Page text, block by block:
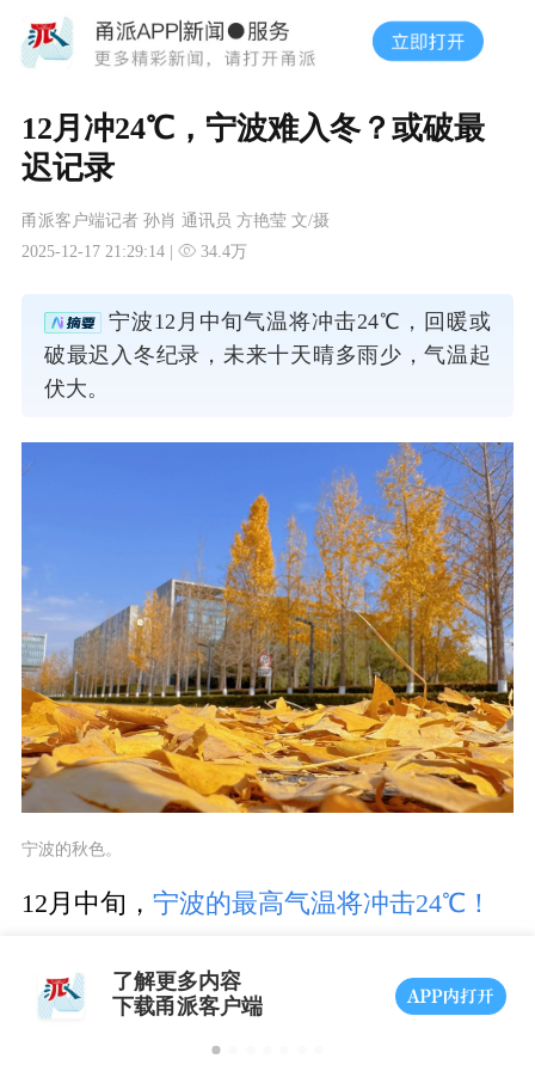
12月冲24℃，宁波难入冬？或破最
迟记录
甬派客户端记者 孙肖 通讯员 方艳莹 文/摄
2025-12-17 21:29:14 |
34.4万
宁波12月中旬气温将冲击24℃，回暖或
破最迟入冬纪录，未来十天晴多雨少，气温起
伏大。
宁波的秋色。
12月中旬， 宁波的最高气温将冲击24℃！
获悉，回暖已势不可挡，
今年宁波或打破
历史最迟入冬纪录。
了解更多内容
下载甬派客户端